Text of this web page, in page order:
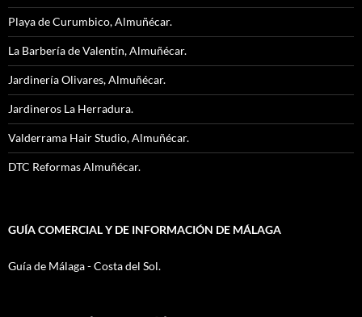
Playa de Curumbico, Almuñécar.
La Barbería de Valentín, Almuñécar.
Jardinería Olivares, Almuñécar.
Jardineros La Herradura.
Valderrama Hair Studio, Almuñécar.
DTC Reformas Almuñécar.
GUÍA COMERCIAL Y DE INFORMACIÓN DE MÁLAGA
Guía de Málaga - Costa del Sol.